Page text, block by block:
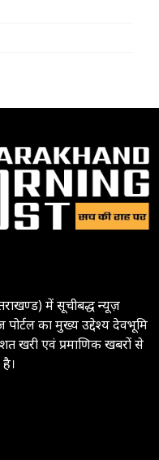
में सूचीबद्ध न्यूज़
पोर्टल का मुख्य उद्देश्य देवभूमि
खरी एवं प्रमाणिक खबरों से